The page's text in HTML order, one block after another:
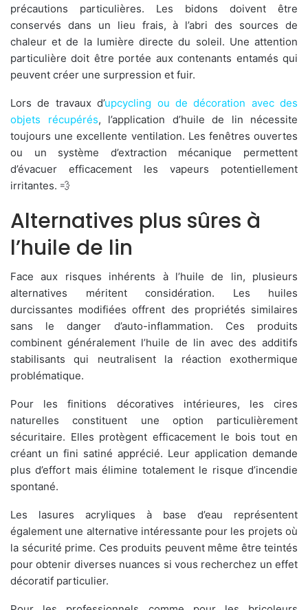
précautions particulières. Les bidons doivent être
conservés dans un lieu frais, à l’abri des sources de
chaleur et de la lumière directe du soleil. Une attention
particulière doit être portée aux contenants entamés qui
peuvent créer une surpression et fuir.
Lors de travaux d’upcycling ou de décoration avec des
objets récupérés, l’application d’huile de lin nécessite
toujours une excellente ventilation. Les fenêtres ouvertes
ou un système d’extraction mécanique permettent
d’évacuer efficacement les vapeurs potentiellement
irritantes. 💨
Alternatives plus sûres à
l’huile de lin
Face aux risques inhérents à l’huile de lin, plusieurs
alternatives méritent considération. Les huiles
durcissantes modifiées offrent des propriétés similaires
sans le danger d’auto-inflammation. Ces produits
combinent généralement l’huile de lin avec des additifs
stabilisants qui neutralisent la réaction exothermique
problématique.
Pour les finitions décoratives intérieures, les cires
naturelles constituent une option particulièrement
sécuritaire. Elles protègent efficacement le bois tout en
créant un fini satiné apprécié. Leur application demande
plus d’effort mais élimine totalement le risque d’incendie
spontané.
Les lasures acryliques à base d’eau représentent
également une alternative intéressante pour les projets où
la sécurité prime. Ces produits peuvent même être teintés
pour obtenir diverses nuances si vous recherchez un effet
décoratif particulier.